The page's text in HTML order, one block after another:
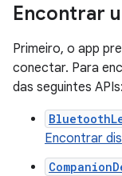
Encontrar
Primeiro, o app
conectar. Para
das seguintes APIs:
Encontrar